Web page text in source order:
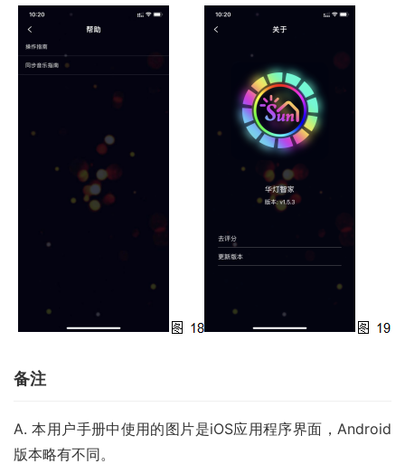
备注
A. 本用户手册中使用的图片是iOS应用程序界面，Android
版本略有不同。